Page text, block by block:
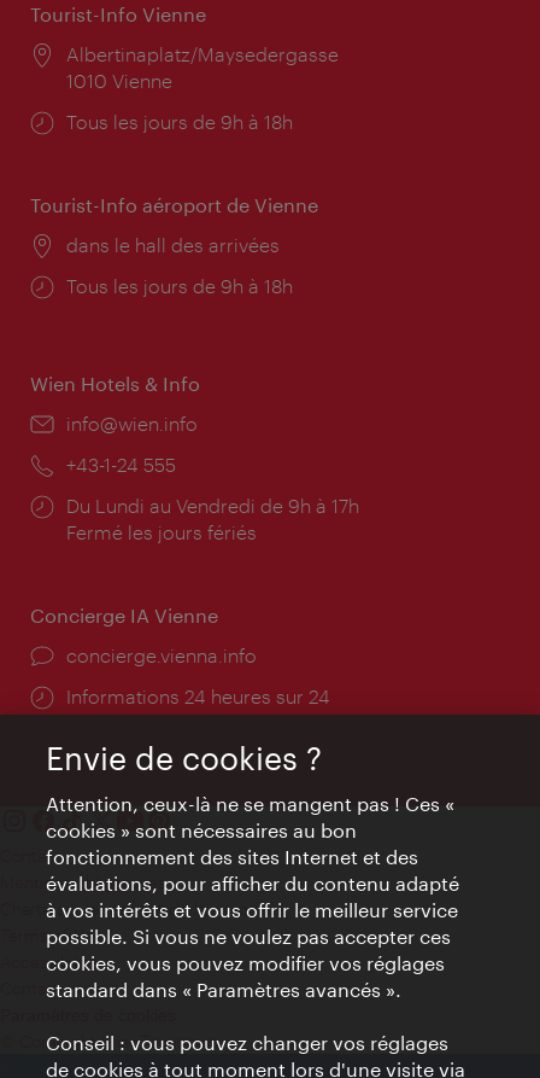
Tourist-Info Vienne
Lieu:
Albertinaplatz/Maysedergasse
1010 Vienne
Horaires
Tous les jours de 9h à 18h
Tourist-Info aéroport de Vienne
Lieu:
dans le hall des arrivées
Horaires
Tous les jours de 9h à 18h
Wien Hotels & Info
E-
info@wien.info
Téléphone:
+43-1-24 555
Horaires
d'ouverture:
Du Lundi au Vendredi de 9h à 17h
Fermé les jours fériés
Concierge IA Vienne
Ort:
concierge.vienna.info
Öffnungszeiten:
Informations 24 heures sur 24
Contact
Mentions obligatoires
Charte sur le respect de la vie privée
Terms of Use
Accessibilité
Contact presse
© Copyright WienTourismus
Envie de cookies ?
Attention, ceux-là ne se mangent pas ! Ces «
cookies » sont nécessaires au bon
fonctionnement des sites Internet et des
évaluations, pour afficher du contenu adapté
à vos intérêts et vous offrir le meilleur service
possible. Si vous ne voulez pas accepter ces
cookies, vous pouvez modifier vos réglages
standard dans « Paramètres avancés ».
Conseil : vous pouvez changer vos réglages
de cookies à tout moment lors d'une visite via